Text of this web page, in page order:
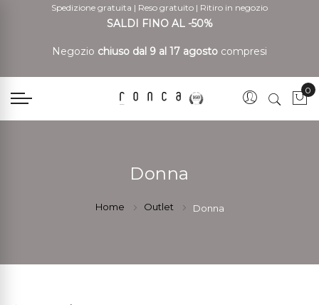
Spedizione gratuita | Reso gratuito | Ritiro in negozio
SALDI FINO AL -50%
Negozio chiuso dal 9 al 17 agosto compresi
0
Donna
Home Outlet Donna